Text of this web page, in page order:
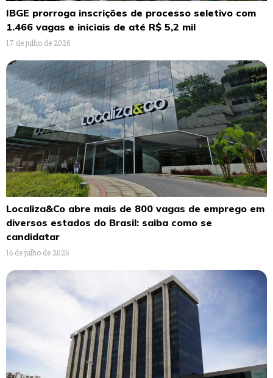
IBGE prorroga inscrições de processo seletivo com
1.466 vagas e iniciais de até R$ 5,2 mil
17 de julho de 2026
Localiza&Co abre mais de 800 vagas de emprego em
diversos estados do Brasil: saiba como se
candidatar
16 de julho de 2026